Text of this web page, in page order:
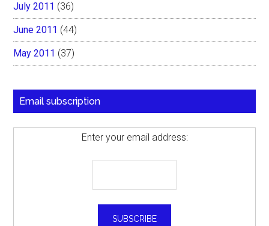
July 2011 (36)
June 2011 (44)
May 2011 (37)
Email subscription
Enter your email address: